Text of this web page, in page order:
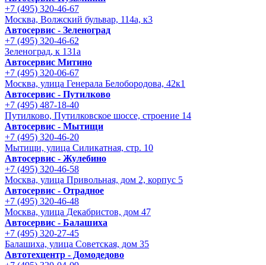
+7 (495) 320-46-67
Москва, Волжский бульвар, 114а, к3
Автосервис - Зеленоград
+7 (495) 320-46-62
Зеленоград, к 131а
Автосервис Митино
+7 (495) 320-06-67
Москва, улица Генерала Белобородова, 42к1
Автосервис - Путилково
+7 (495) 487-18-40
Путилково, Путилковское шоссе, строение 14
Автосервис - Мытищи
+7 (495) 320-46-20
Мытищи, улица Силикатная, стр. 10
Автосервис - Жулебино
+7 (495) 320-46-58
Москва, улица Привольная, дом 2, корпус 5
Автосервис - Отрадное
+7 (495) 320-46-48
Москва, улица Декабристов, дом 47
Автосервис - Балашиха
+7 (495) 320-27-45
Балашиха, улица Советская, дом 35
Автотехцентр - Домодедово